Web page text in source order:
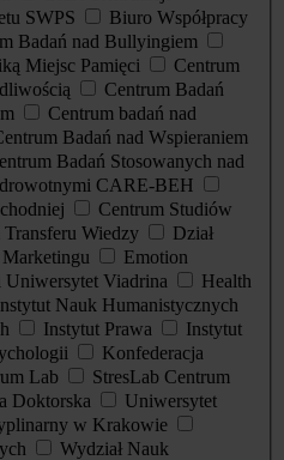
SWPS
Biuro Współpracy
Badań nad Bullyingiem
Miejsc Pamięci
Centrum
Centrum Badań
Centrum badań nad
Badań nad Wspieraniem
Badań Stosowanych nad
CARE-BEH
Centrum Studiów
Transferu Wiedzy
Dział
Marketingu
Emotion
Uniwersytet Viadrina
Health
Nauk Humanistycznych
Instytut Prawa
Instytut
Konfederacja
Lab
StresLab Centrum
Doktorska
Uniwersytet
w Krakowie
Wydział Nauk